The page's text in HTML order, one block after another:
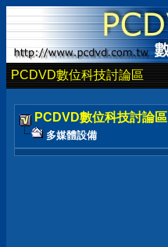
PCDVD數位科技討論區
PCDVD數位科技討論區
多媒體設備